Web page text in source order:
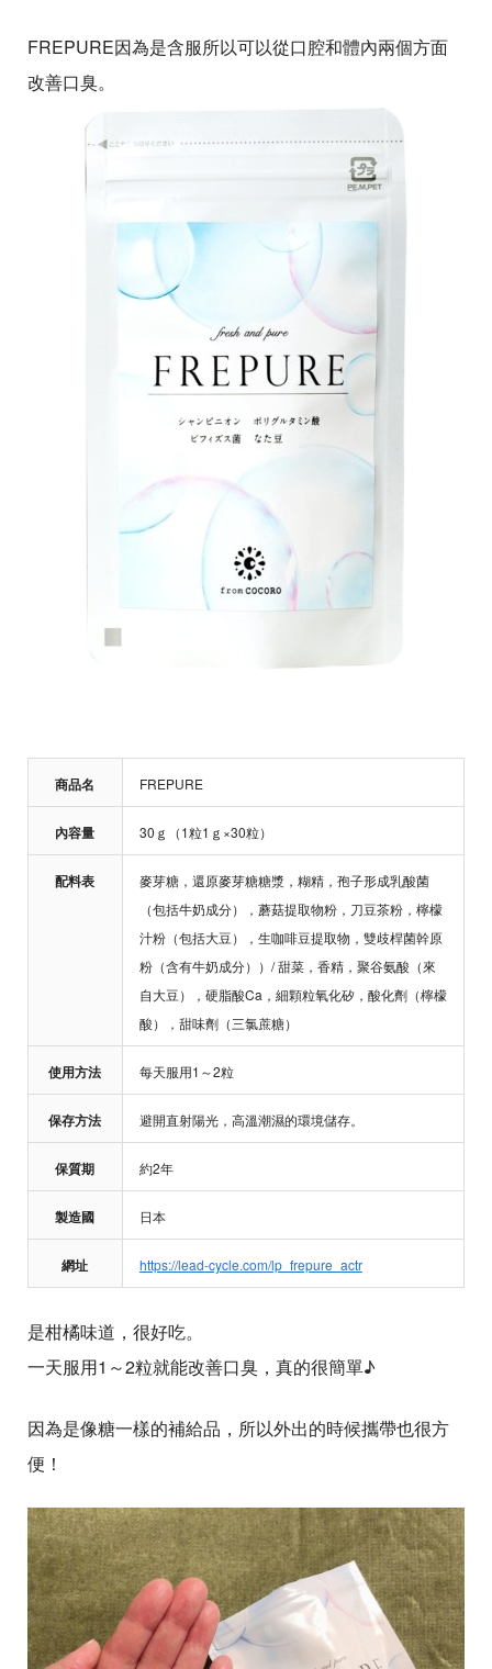
FREPURE因為是含服所以可以從口腔和體內兩個方面
改善口臭。
商品名 FREPURE
內容量 30ｇ（1粒1ｇ×30粒）
配料表
麥芽糖，還原麥芽糖糖漿，糊精，孢子形成乳酸菌
（包括牛奶成分），蘑菇提取物粉，刀豆茶粉，檸檬
汁粉（包括大豆），生咖啡豆提取物，雙歧桿菌幹原
粉（含有牛奶成分））/ 甜菜，香精，聚谷氨酸（來
自大豆），硬脂酸Ca，細顆粒氧化矽，酸化劑（檸檬
酸），甜味劑（三氯蔗糖）
使用方法 每天服用1～2粒
保存方法 避開直射陽光，高溫潮濕的環境儲存。
保質期 約2年
製造國 日本
網址 https://lead-cycle.com/lp_frepure_actr
是柑橘味道，很好吃。
一天服用1～2粒就能改善口臭，真的很簡單♪
因為是像糖一樣的補給品，所以外出的時候攜帶也很方
便！